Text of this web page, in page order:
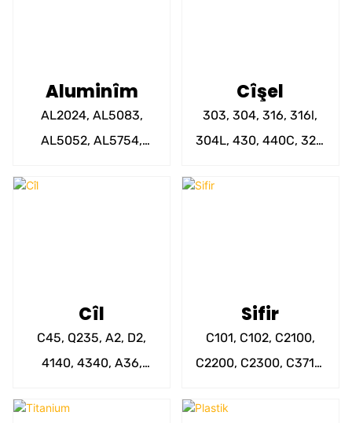
Aluminîm
AL2024, AL5083,
AL5052, AL5754,
AL6075, AL6061-T6
Cîşel
303, 304, 316, 316l,
304L, 430, 440C, 321,
sus416, 17-4ph hwd
Cîl
C45, Q235, A2, D2,
4140, 4340, A36,
1045, 4130, 4150,
Sifir
C101, C102, C2100,
C2200, C2300, C3710,
C2801, C2680 ETC